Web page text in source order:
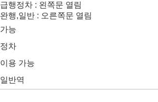
급행정차 : 왼쪽문 열림
완행,일반 : 오른쪽문 열림
가능
정차
이용 가능
일반역